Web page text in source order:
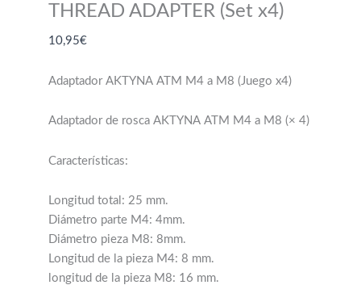
THREAD ADAPTER (Set x4)
10,95€
Adaptador AKTYNA ATM M4 a M8 (Juego x4)
Adaptador de rosca AKTYNA ATM M4 a M8 (× 4)
Características:
Longitud total: 25 mm.
Diámetro parte M4: 4mm.
Diámetro pieza M8: 8mm.
Longitud de la pieza M4: 8 mm.
longitud de la pieza M8: 16 mm.